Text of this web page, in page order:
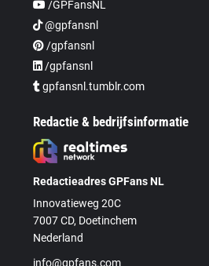
/GPFansNL
@gpfansnl
/gpfansnl
/gpfansnl
gpfansnl.tumblr.com
Redactie & bedrijfsinformatie
Redactieadres GPFans NL
Innovatieweg 20C
7007 CD, Doetinchem
Nederland
info@gpfans.com